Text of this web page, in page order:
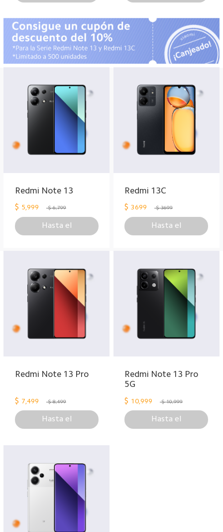
Redmi Note 13
$ 5,999 $ 6,799
Hasta el
Redmi 13C
$ 3699 $ 3699
Hasta el
Redmi Note 13 Pro
$ 7,499 $ 8,499
Hasta el
Redmi Note 13 Pro
5G
$ 10,999 $ 10,999
Hasta el